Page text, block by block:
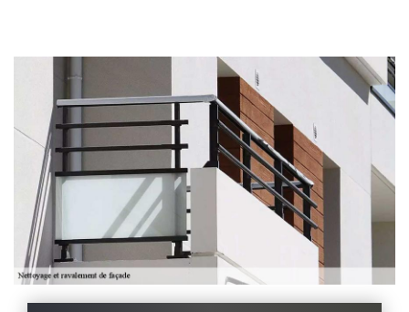
Haute-Loire